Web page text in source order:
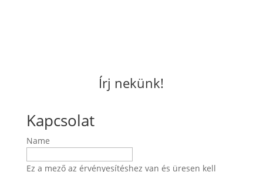
Írj nekünk!
Kapcsolat
Name
Ez a mező az érvényesítéshez van és üresen kell